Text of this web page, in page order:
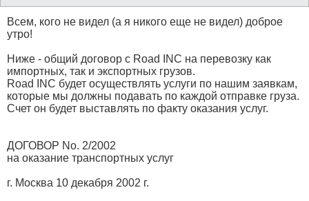
Всем, кого не видел (а я никого еще не видел) доброе
утро!
Ниже - общий договор с Road INC на перевозку как
импортных, так и экспортных грузов.
Road INC будет осуществлять услуги по нашим заявкам,
которые мы должны подавать по каждой отправке груза.
Счет он будет выставлять по факту оказания услуг.
ДОГОВОР No. 2/2002
на оказание транспортных услуг
г. Москва 10 декабря 2002 г.